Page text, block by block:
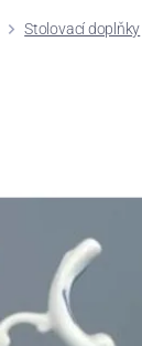
Stolovací doplňky